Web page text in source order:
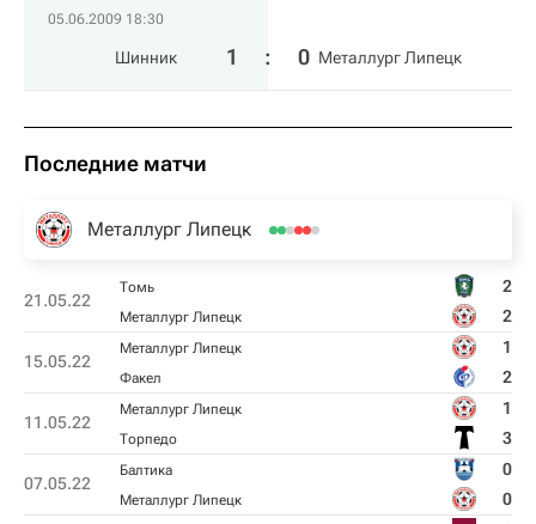
05.06.2009 18:30
Шинник 1 : 0 Металлург Липецк
Последние матчи
Металлург Липецк
21.05.22
Томь 2
Металлург Липецк 2
15.05.22
Металлург Липецк 1
Факел 2
11.05.22
Металлург Липецк 1
Торпедо 3
07.05.22
Балтика 0
Металлург Липецк 0